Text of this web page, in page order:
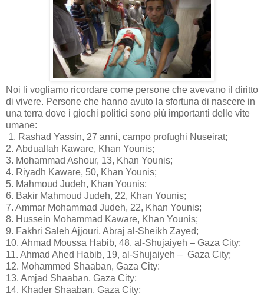
Noi li vogliamo ricordare come persone che avevano il diritto
di vivere. Persone che hanno avuto la sfortuna di nascere in
una terra dove i giochi politici sono più importanti delle vite
umane:
1. Rashad Yassin, 27 anni, campo profughi Nuseirat;
2. Abduallah Kaware, Khan Younis;
3. Mohammad Ashour, 13, Khan Younis;
4. Riyadh Kaware, 50, Khan Younis;
5. Mahmoud Judeh, Khan Younis;
6. Bakir Mahmoud Judeh, 22, Khan Younis;
7. Ammar Mohammad Judeh, 22, Khan Younis;
8. Hussein Mohammad Kaware, Khan Younis;
9. Fakhri Saleh Ajjouri, Abraj al-Sheikh Zayed;
10. Ahmad Moussa Habib, 48, al-Shujaiyeh – Gaza City;
11. Ahmad Ahed Habib, 19, al-Shujaiyeh – Gaza City;
12. Mohammed Shaaban, Gaza City:
13. Amjad Shaaban, Gaza City;
14. Khader Shaaban, Gaza City;